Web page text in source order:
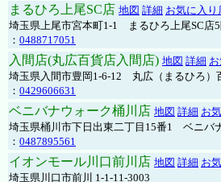
まるひろ上尾SC店 地図 詳細 お気に入り
埼玉県上尾市宮本町1-1 まるひろ上尾SC店
： 0488717051
入間店(丸広百貨店入間店) 地図 詳細
埼玉県入間市豊岡1-6-12 丸広（まるひろ）
： 0429606631
ベニバナウォーク桶川店 地図 詳細 お
埼玉県桶川市下日出東二丁目15番1 ベニバ
： 0487895561
イオンモール川口前川店 地図 詳細 お
埼玉県川口市前川 1-1-11-3003